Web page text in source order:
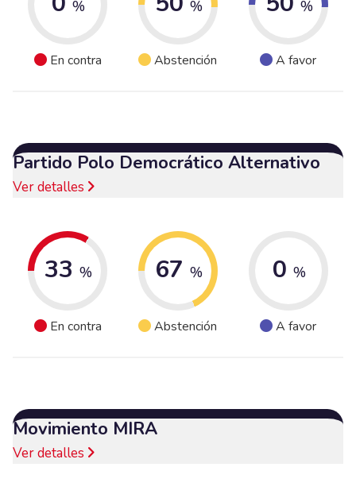
%
En contra
%
Abstención
%
A favor
Partido Polo Democrático Alternativo
Ver detalles
33 %
En contra
67 %
Abstención
0 %
A favor
Movimiento MIRA
Ver detalles